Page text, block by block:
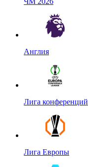
Англия
Лига конференций
Лига Европы